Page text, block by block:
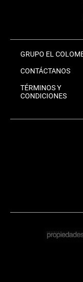
GRUPO EL
CONTÁCTANOS
TÉRMINOS Y
CONDICIONES